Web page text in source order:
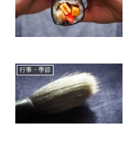
行事・季節